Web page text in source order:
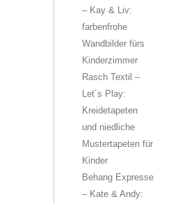
– Kay & Liv:
farbenfrohe
Wandbilder fürs
Kinderzimmer
Rasch Textil –
Let´s Play:
Kreidetapeten
und niedliche
Mustertapeten für
Kinder
Behang Expresse
– Kate & Andy: